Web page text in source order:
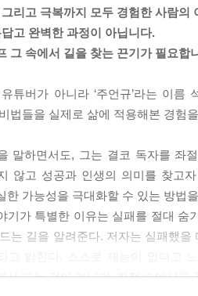
리고 극복까지 모두 경험한 사람의
고 완벽한 과정이 아닙니다.
그 속에서 길을 찾는 끈기가 필요합
튜버가 아니라 ‘주언규’라는 이
법들을 실제로 삶에 적용해본 경험
말하면서도, 그는 결코 독자를 좌
않고 성공과 인생의 의미를 찾고
한 가능성을 극대화할 수 있는 방법
기가 특별한 이유는 실패를 절대
는 길을 알려준다. 저자는 실패했
서 오는 것이 아니라, 좌절 속에서